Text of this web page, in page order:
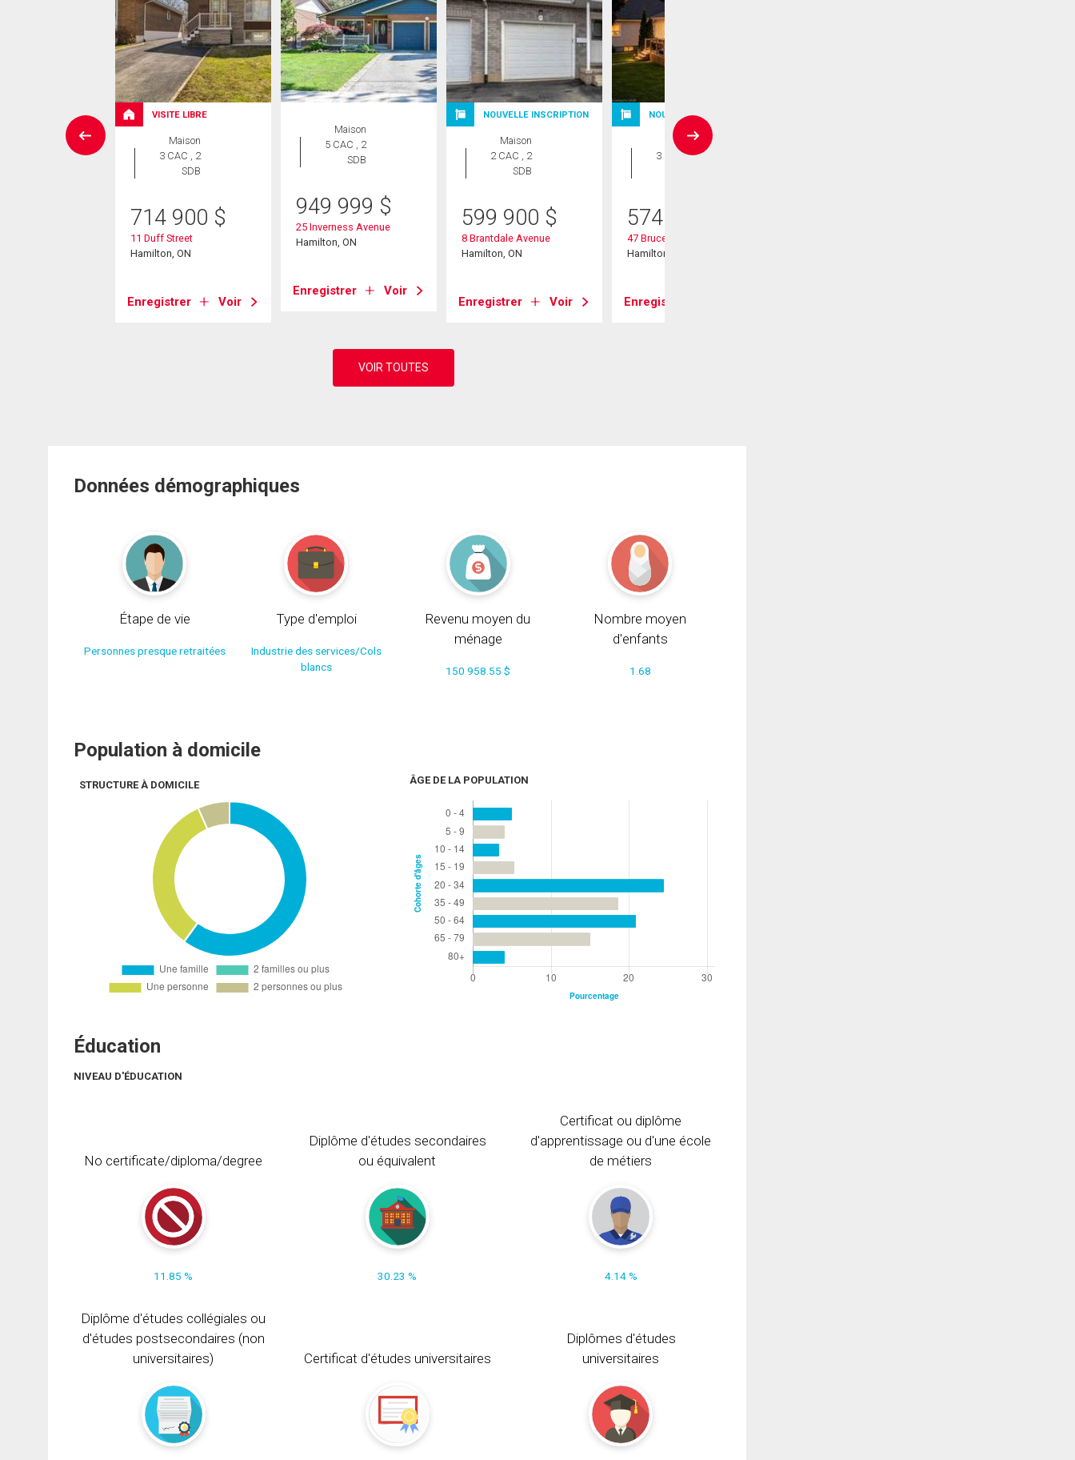
VISITE LIBRE
Maison
3 CAC , 2
SDB
714 900 $
11 Duff Street
Hamilton, ON
Enregistrer Voir
Maison
5 CAC , 2
SDB
949 999 $
25 Inverness Avenue
Hamilton, ON
Enregistrer Voir
NOUVELLE INSCRIPTION
Maison
2 CAC , 2
SDB
599 900 $
8 Brantdale Avenue
Hamilton, ON
Enregistrer Voir
NOUVELLE INSCRIPTION
Maison
3 CAC , 2
574 900
47 Brucedale Avenue E
Hamilton, ON
Enregistrer
Données démographiques
Étape de vie
Personnes presque retraitées
Type d'emploi
Industrie des services/Cols
blancs
Revenu moyen du
ménage
150 958.55 $
Nombre moyen
d'enfants
1.68
Population à domicile
STRUCTURE À DOMICILE ÂGE DE LA POPULATION
Éducation
NIVEAU D'ÉDUCATION
No certificate/diploma/degree
11.85 %
Diplôme d'études secondaires
ou équivalent
30.23 %
Certificat ou diplôme
d'apprentissage ou d'une école
de métiers
4.14 %
Diplôme d'études collégiales ou
d'études postsecondaires (non
universitaires)
Certificat d'études universitaires
Diplômes d'études
universitaires